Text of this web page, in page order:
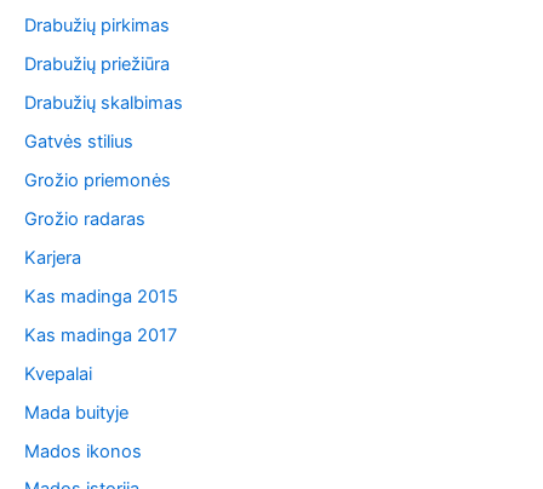
Drabužių pirkimas
Drabužių priežiūra
Drabužių skalbimas
Gatvės stilius
Grožio priemonės
Grožio radaras
Karjera
Kas madinga 2015
Kas madinga 2017
Kvepalai
Mada buityje
Mados ikonos